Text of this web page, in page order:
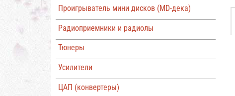
Проигрыватель мини дисков (MD-дека)
Радиоприемники и радиолы
Тюнеры
Усилители
ЦАП (конвертеры)